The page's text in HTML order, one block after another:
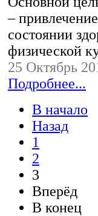
–
состоянии
физической
25 Октябрь
Подробнее...
В начало
Назад
1
2
3
Вперёд
В конец